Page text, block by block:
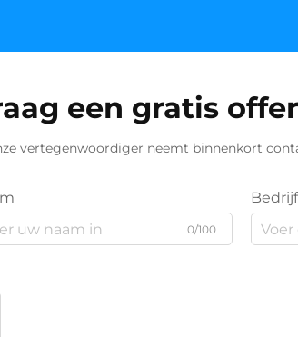
een gratis
vertegenwoordiger neemt binnenkort
0/100